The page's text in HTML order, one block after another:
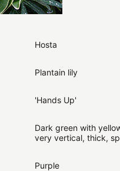
Hosta
Plantain lily
'Hands Up'
Dark green with
very vertical, thick,
Purple